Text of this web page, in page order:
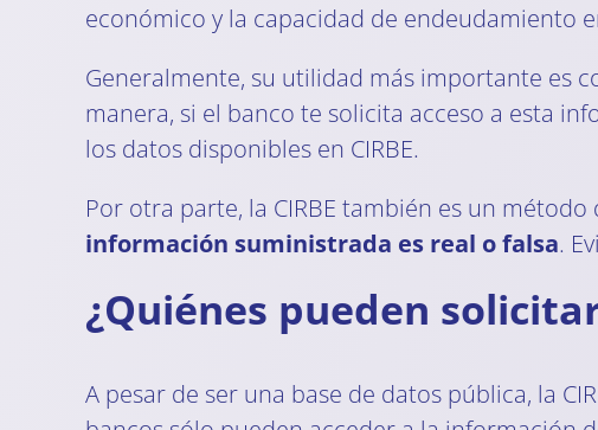
económico y la capacidad de endeudamiento
Generalmente, su utilidad más importante es
manera, si el banco te solicita acceso a esta
los datos disponibles en CIRBE.
Por otra parte, la CIRBE también es un
información suministrada es real o falsa.
¿Quiénes pueden solicitar
A pesar de ser una base de datos pública, la